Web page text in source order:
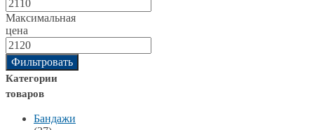
Максимальная
цена
Фильтровать
Категории
товаров
Бандажи